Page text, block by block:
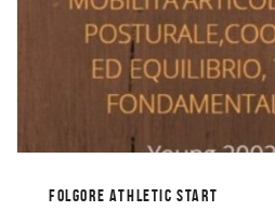
FOLGORE ATHLETIC START